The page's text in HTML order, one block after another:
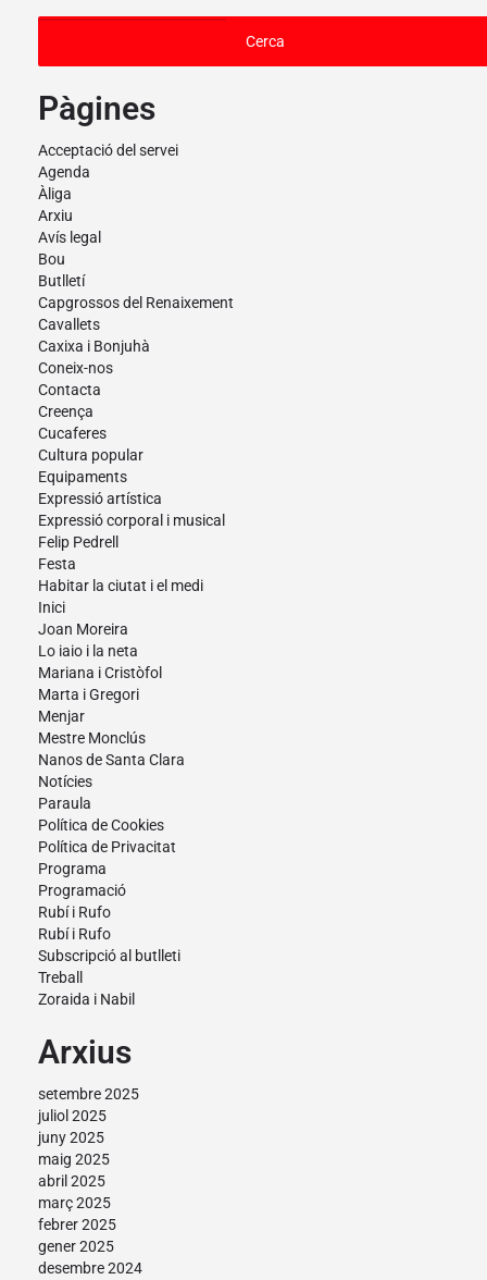
Pàgines
Acceptació del servei
Agenda
Àliga
Arxiu
Avís legal
Bou
Butlletí
Capgrossos del Renaixement
Cavallets
Caxixa i Bonjuhà
Coneix-nos
Contacta
Creença
Cucaferes
Cultura popular
Equipaments
Expressió artística
Expressió corporal i musical
Felip Pedrell
Festa
Habitar la ciutat i el medi
Inici
Joan Moreira
Lo iaio i la neta
Mariana i Cristòfol
Marta i Gregori
Menjar
Mestre Monclús
Nanos de Santa Clara
Notícies
Paraula
Política de Cookies
Política de Privacitat
Programa
Programació
Rubí i Rufo
Rubí i Rufo
Subscripció al butlleti
Treball
Zoraida i Nabil
Arxius
setembre 2025
juliol 2025
juny 2025
maig 2025
abril 2025
març 2025
febrer 2025
gener 2025
desembre 2024